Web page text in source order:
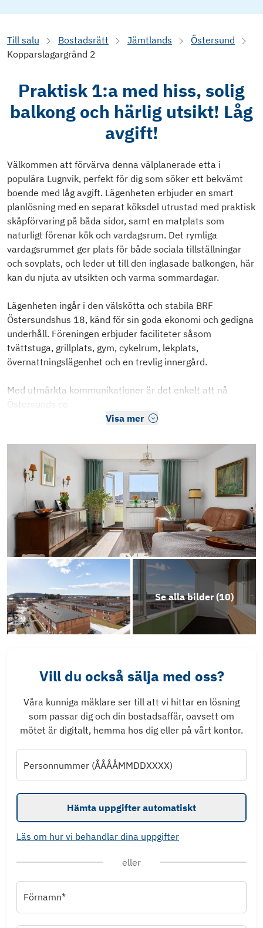
Till salu Bostadsrätt Jämtlands
Östersund
Kopparslagargränd 2
Praktisk 1:a med hiss, solig
balkong och härlig utsikt! Låg
avgift!
Välkommen att förvärva denna välplanerade etta i
populära Lugnvik, perfekt för dig som söker ett bekvämt
boende med låg avgift. Lägenheten erbjuder en smart
planlösning med en separat köksdel utrustad med praktisk
skåpförvaring på båda sidor, samt en matplats som
naturligt förenar kök och vardagsrum. Det rymliga
vardagsrummet ger plats för både sociala tillställningar
och sovplats, och leder ut till den inglasade balkongen, här
kan du njuta av utsikten och varma sommardagar.
Lägenheten ingår i den välskötta och stabila BRF
Östersundshus 18, känd för sin goda ekonomi och gedigna
underhåll. Föreningen erbjuder faciliteter såsom
tvättstuga, grillplats, gym, cykelrum, lekplats,
övernattningslägenhet och en trevlig innergård.
Med utmärkta kommunikationer är det enkelt att nå
Östersunds ce
Visa mer
Se alla bilder (10)
Vill du också sälja med oss?
Våra kunniga mäklare ser till att vi hittar en lösning
som passar dig och din bostadsaffär, oavsett om
mötet är digitalt, hemma hos dig eller på vårt kontor.
Personnummer (ÅÅÅÅMMDDXXXX)
Hämta uppgifter automatiskt
Läs om hur vi behandlar dina uppgifter
eller
Förnamn*